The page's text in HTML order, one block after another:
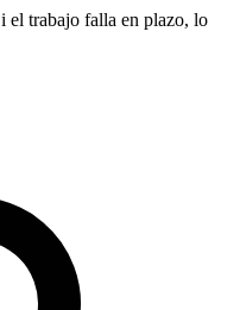
el trabajo falla en plazo, lo